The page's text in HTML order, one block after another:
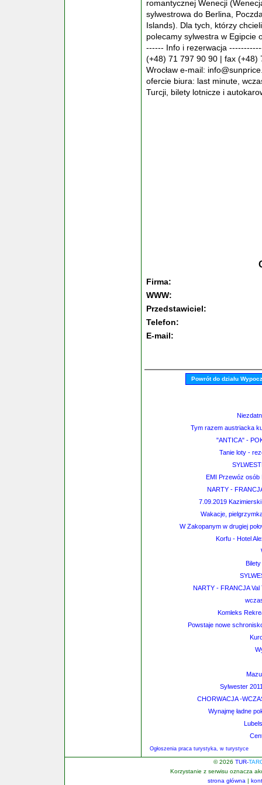
romantycznej Wenecji
sylwestrowa do Berlina,
Islands). Dla tych, którzy
polecamy sylwestra w Egipcie
------ Info i rezerwacja
(+48) 71 797 90 90 | fax (+48)
Wrocław e-mail:
ofercie biura: last minute,
Turcji, bilety lotnicze i
Firma:
WWW:
Przedstawiciel:
Telefon:
E-mail:
Powrót do działu
Tym razem austriacka
"ANTICA" -
Tanie loty -
EMI Przewóz osób
NARTY -
7.09.2019
Wakacje,
W Zakopanym w drugiej
Korfu - Hotel
NARTY - FRANCJA
Komleks
Powstaje nowe
Sylwester
CHORWACJA -
Wynajmę ładne
Ogłoszenia praca turystyka, w turystyce
© 2026 TUR-
Korzystanie z serwisu oznacza
strona główna |